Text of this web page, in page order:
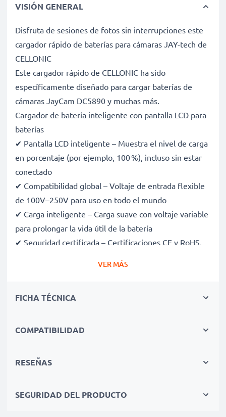
VISIÓN GENERAL
Disfruta de sesiones de fotos sin interrupciones este
cargador rápido de baterías para cámaras JAY-tech de
CELLONIC
Este cargador rápido de CELLONIC ha sido
específicamente diseñado para cargar baterías de
cámaras JayCam DC5890 y muchas más.
Cargador de batería inteligente con pantalla LCD para
baterías
✔ Pantalla LCD inteligente – Muestra el nivel de carga
en porcentaje (por ejemplo, 100 %), incluso sin estar
conectado
✔ Compatibilidad global – Voltaje de entrada flexible
de 100V–250V para uso en todo el mundo
✔ Carga inteligente – Carga suave con voltaje variable
para prolongar la vida útil de la batería
✔ Seguridad certificada – Certificaciones CE y RoHS,
bolsa de cámara
de carga flexible y resistente, con fuente de
1x batería de 1000mAh: aprox. 2 horas
VER MÁS
FICHA TÉCNICA
COMPATIBILIDAD
RESEÑAS
SEGURIDAD DEL PRODUCTO